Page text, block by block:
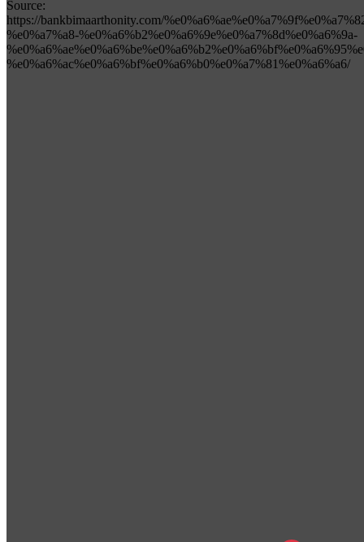
Source:
https://bankbimaarthonity.com/
%e0%a7%a8-%e0%a6%b2%e0%a6%9e%e0%a7%8d%e0%a6%9a-
%e0%a6%ac%e0%a6%bf%e0%a6%b0%e0%a7%81%e0%a6%a6/